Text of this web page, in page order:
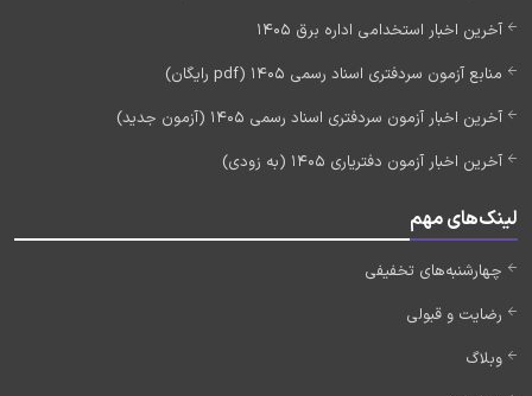
آخرین اخبار استخدامی اداره برق 1405
منابع آزمون سردفتری اسناد رسمی 1405 (pdf رایگان)
آخرین اخبار آزمون سردفتری اسناد رسمی 1405 (آزمون جدید)
آخرین اخبار آزمون دفتریاری 1405 (به زودی)
لینک‌های مهم
چهارشنبه‌های تخفیفی
رضایت و قبولی
وبلاگ